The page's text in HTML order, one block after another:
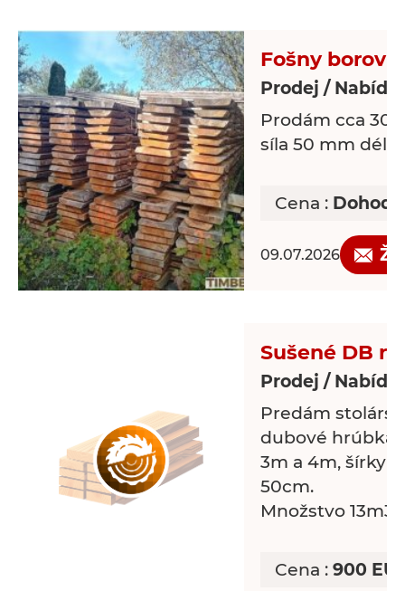
Fošny
Prodej /
Prodám cca 30
síla 50 mm
Cena :
09.07.2026
Sušené DB
Prodej /
Predám
dubové hrúbka
3m a 4m, šírky
50cm.
Množstvo
Cena : 900